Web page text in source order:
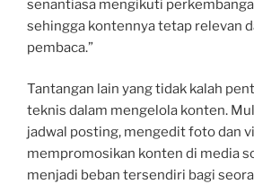
senantiasa mengikuti
sehingga kontennya tetap relevan
pembaca.”
Tantangan lain yang tidak kalah
teknis dalam mengelola konten.
jadwal posting, mengedit foto dan
mempromosikan konten di media
menjadi beban tersendiri bagi